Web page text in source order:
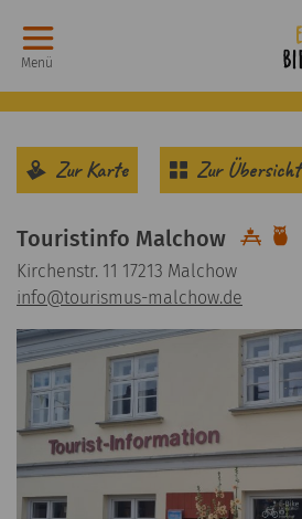
Menü
Zur Karte Zur Übersicht
Touristinfo Malchow
Kirchenstr. 11 17213 Malchow
info@tourismus-malchow.de